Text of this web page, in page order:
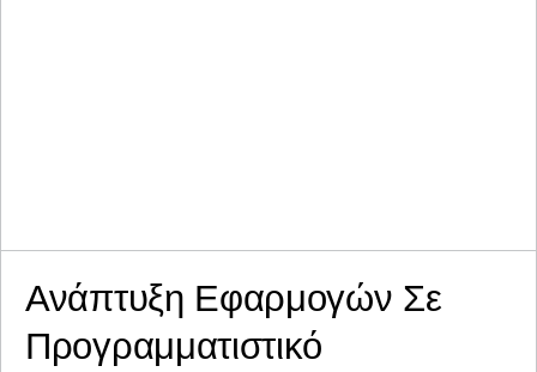
Ανάπτυξη Εφαρμογών Σε
Προγραμματιστικό